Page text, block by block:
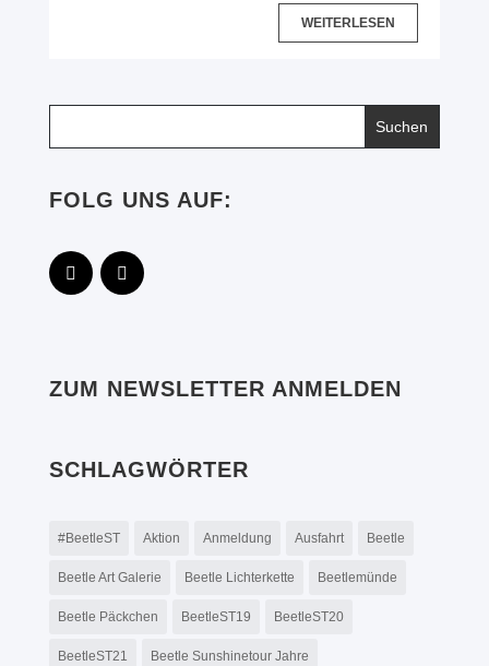
WEITERLESEN
FOLG UNS AUF:
ZUM NEWSLETTER ANMELDEN
SCHLAGWÖRTER
#BeetleST Aktion Anmeldung Ausfahrt Beetle
Beetle Art Galerie Beetle Lichterkette Beetlemünde
Beetle Päckchen BeetleST19 BeetleST20
BeetleST21 Beetle Sunshinetour Jahre